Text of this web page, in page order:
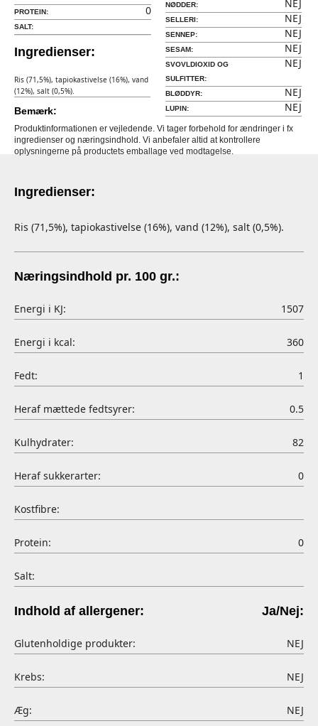
PROTEIN:
0
SALT:
Ingredienser:
Ris (71,5%), tapiokastivelse (16%), vand
(12%), salt (0,5%).
NØDDER: NEJ
SELLERI: NEJ
SENNEP: NEJ
SESAM: NEJ
SVOVLDIOXID OG
SULFITTER:
NEJ
BLØDDYR: NEJ
LUPIN: NEJ
Bemærk:
Produktinformationen er vejledende. Vi tager forbehold for ændringer i fx
ingredienser og næringsindhold. Vi anbefaler altid at kontrollere
oplysningerne på productets emballage ved modtagelse.
Ingredienser:
Ris (71,5%), tapiokastivelse (16%), vand (12%), salt (0,5%).
Næringsindhold pr. 100 gr.:
Energi i KJ: 1507
Energi i kcal: 360
Fedt: 1
Heraf mættede fedtsyrer: 0.5
Kulhydrater: 82
Heraf sukkerarter: 0
Kostfibre:
Protein: 0
Salt:
Indhold af allergener: Ja/Nej:
Glutenholdige produkter: NEJ
Krebs: NEJ
Æg: NEJ